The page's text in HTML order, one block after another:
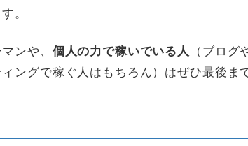
。
ンや、 個人の力で稼いでいる人
（ブログ
ングで稼ぐ人はもちろん）はぜひ最後ま